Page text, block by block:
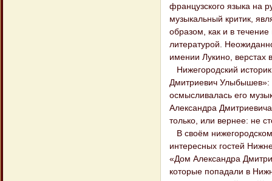
французского языка на
музыкальный критик,
образом, как и в
литературой.
имении Лукино, верстах
Нижегородский
Дмитриевич Улыбышев»:
осмысливалась его
Александра
только, или вернее: не
В своём
интересных гостей
«Дом Александра
которые попадали в